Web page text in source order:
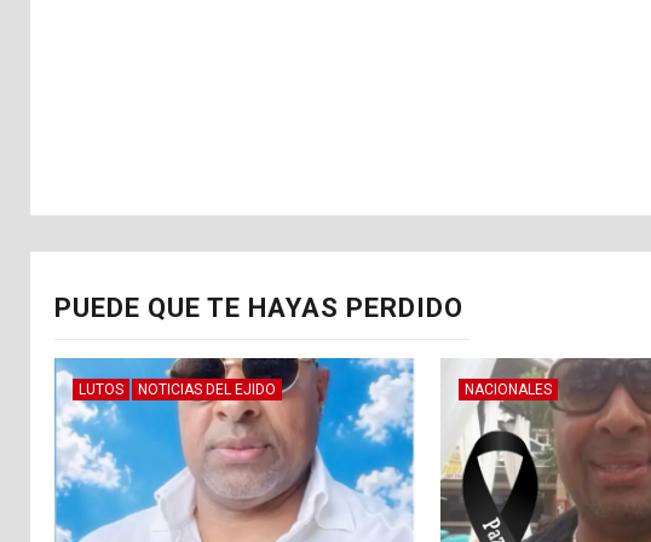
PUEDE QUE TE HAYAS PERDIDO
LUTOS NOTICIAS DEL EJIDO NACIONALES